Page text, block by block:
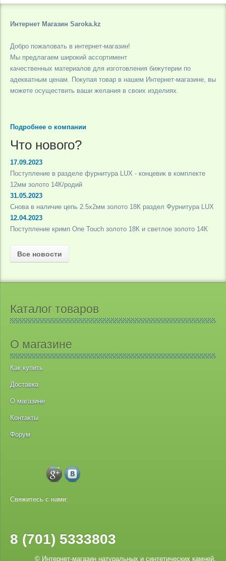
Интернет Магазин Saroka.kz
Добро пожаловать в интернет-магазин!
Мы предлагаем широкий ассортимент
качественных материалов для изготовления бижутерии по
адекватным ценам. Покупая товар в нашем Интернет-магазине, вы
можете осуществить ваши желания в своих изделиях.
Подробнее о компании
Что нового?
17.09.2023
Поступление в разделе фурнитура LUX - концевик в комплекте
12мм золото 14К/родий
31.05.2023
Снова в наличие цепь 2.5х2мм золото 18К раздел Фурнитура LUX
12.04.2023
Поступление кримп One Touch золото 18К и светлое золото 14К
Все новости
Каталог товаров
О магазине
Как купить
Доставка
О магазине
Контакты
Форум
Свяжитесь с нами:
8 (701) 5333803
© Интернет-магазин натуральных и синтетических камней,